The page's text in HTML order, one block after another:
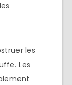
les
Les